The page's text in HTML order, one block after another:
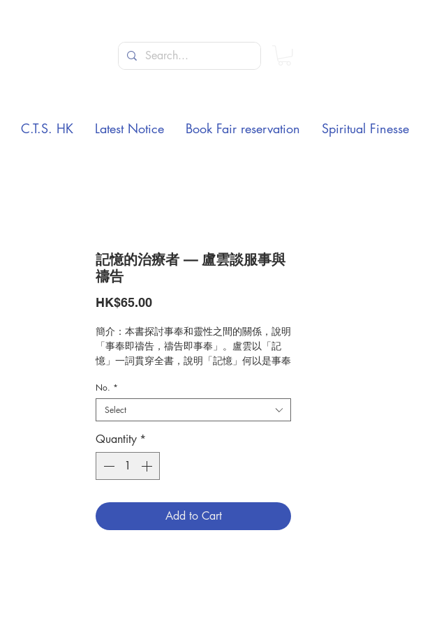
記憶的治療者 — 盧雲談服事與
禱告
HK$65.00Price
簡介：本書探討事奉和靈性之間的關係，說明
「事奉即禱告，禱告即事奉」。盧雲以「記
憶」一詞貫穿全書，說明「記憶」何以是事奉
服事者，往往深諳記憶的力量；他瞭解記憶如
何形塑人的自我認知，以及看待、回應世界的
方式。服事者因此能透過對耶穌基督的記憶，
為有需要的人，找到醫治、支持、引導的方
向，這正好呼應了聖經用來形容服事者的三個
角色：牧人、祭司、先知，值得服事者引以為
念。
作者：盧雲
出版：校園書房
No. *
Select
Quantity *
Add to Cart
C.T.S. HK Latest Notice Book Fair reservation Spiritual Finesse